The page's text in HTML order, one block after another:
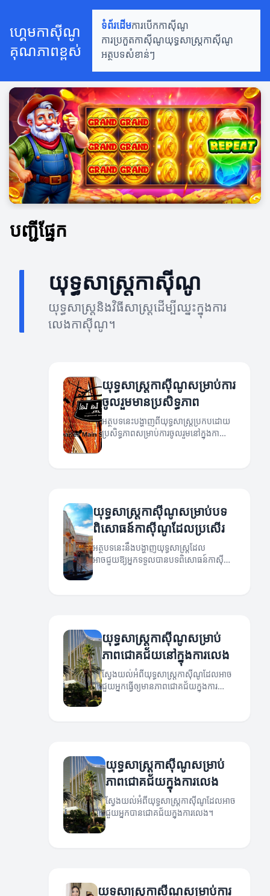
ហ្គេមកាស៊ីណូ
គុណភាពខ្ពស់
ទំព័រដើមការបើកកាស៊ីណូ
ការប្រកួតកាស៊ីណូយុទ្ធសាស្ត្រកាស៊ីណូ
អត្ថបទសំខាន់ៗ
បញ្ជីផ្នែក
យុទ្ធសាស្ត្រកាស៊ីណូ
យុទ្ធសាស្ត្រនិងវិធីសាស្រ្តដើម្បីឈ្នះក្នុងការ
លេងកាស៊ីណូ។
យុទ្ធសាស្ត្រកាស៊ីណូសម្រាប់ការ
ចូលរួមមានប្រសិទ្ធភាព
អត្ថបទនេះបង្ហាញពីយុទ្ធសាស្ត្រប្រកបដោយ
ប្រសិទ្ធភាពសម្រាប់ការចូលរួមនៅក្នុងកា
ស៊ីណូ។
យុទ្ធសាស្ត្រកាស៊ីណូសម្រាប់បទ
ពិសោធន៍កាស៊ីណូដែលប្រសើរ
អត្ថបទនេះនឹងបង្ហាញយុទ្ធសាស្ត្រដែល
អាចជួយឱ្យអ្នកទទួលបានបទពិសោធន៍កាស៊ីណូ
កាន់តែល្អប្រសើរនៅពេលដែលអ្នកលេង។
យុទ្ធសាស្ត្រកាស៊ីណូសម្រាប់
ភាពជោគជ័យនៅក្នុងការលេង
ស្វែងយល់អំពីយុទ្ធសាស្ត្រកាស៊ីណូដែលអាច
ជួយអ្នកធ្វើឲ្យមានភាពជោគជ័យក្នុងការ
យុទ្ធសាស្ត្រកាស៊ីណូសម្រាប់
ភាពជោគជ័យក្នុងការលេង
ស្វែងយល់អំពីយុទ្ធសាស្ត្រកាស៊ីណូដែលអាច
ជួយអ្នកបានជោគជ័យក្នុងការលេង។
យុទ្ធសាស្ត្រកាស៊ីណូសម្រាប់ការ